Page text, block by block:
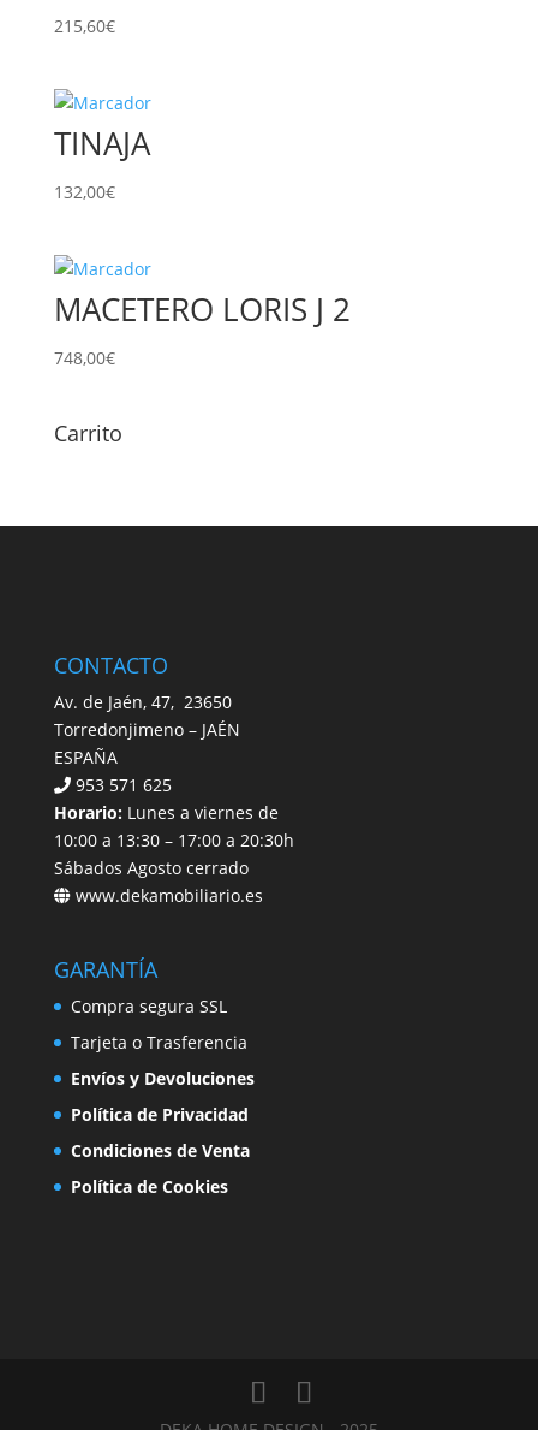
215,60€
TINAJA
132,00€
MACETERO LORIS J 2
748,00€
Carrito
CONTACTO
Av. de Jaén, 47, 23650
Torredonjimeno – JAÉN
ESPAÑA
953 571 625
Horario:Lunes a viernes de
10:00 a 13:30 – 17:00 a 20:30h
Sábados Agosto cerrado
www.dekamobiliario.es
GARANTÍA
Compra segura SSL
Tarjeta o Trasferencia
Envíos y Devoluciones
Política de Privacidad
Condiciones de Venta
Política de Cookies